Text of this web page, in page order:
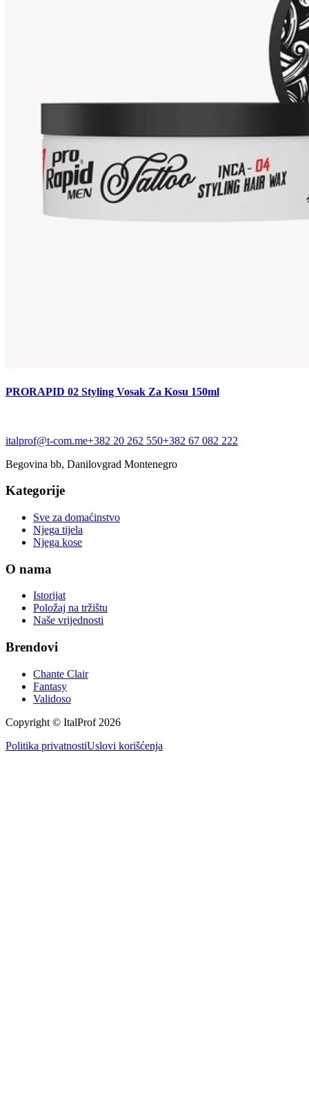
PRORAPID 02 Styling Vosak Za Kosu 150ml
italprof@t-com.me+382 20 262 550+382 67 082 222
Begovina bb, Danilovgrad Montenegro
Kategorije
Sve za domaćinstvo
Njega tijela
Njega kose
O nama
Istorijat
Položaj na tržištu
Naše vrijednosti
Brendovi
Chante Clair
Fantasy
Validoso
Copyright © ItalProf 2026
Politika privatnostiUslovi korišćenja